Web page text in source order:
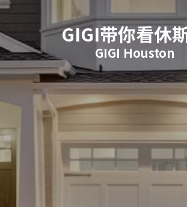
GIGI带你看休
GIGI Houston